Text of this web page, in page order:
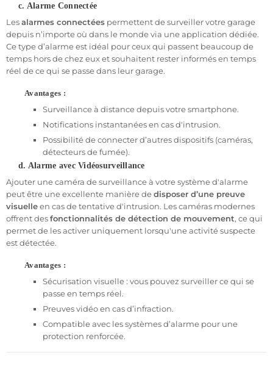
aussi simple. Avec nos systèmes d’alarme sans fil et connectés,
vous bénéficiez d’une protection optimale contre les intrusions,
tout en gardant un contrôle total depuis votre smartphone. Que
vous soyez un particulier ou un professionnel, nos solutions sont
conçues pour s’adapter à vos besoins et assurer la sécurité de vos
biens.
c. Alarme Connectée
Lesalarmes connectées permettent de surveiller votre garage
depuis n’importe où dans le monde via une application dédiée.
Ce type d’alarme est idéal pour ceux qui passent beaucoup de
temps hors de chez eux et souhaitent rester informés en temps
réel de ce qui se passe dans leur garage.
Avantages :
Surveillance à distance depuis votre smartphone.
Notifications instantanées en cas d'intrusion.
Possibilité de connecter d’autres dispositifs (caméras,
détecteurs de fumée).
d. Alarme avec Vidéosurveillance
Ajouter une caméra de surveillance à votre système d'alarme
peut être une excellente manière dedisposer d’une preuve
visuelleen cas de tentative d'intrusion. Les caméras modernes
offrent desfonctionnalités de détection de mouvement, ce qui
permet de les activer uniquement lorsqu'une activité suspecte
est détectée.
Avantages :
Sécurisation visuelle : vous pouvez surveiller ce qui se
passe en temps réel.
Preuves vidéo en cas d’infraction.
Compatible avec les systèmes d’alarme pour une
protection renforcée.